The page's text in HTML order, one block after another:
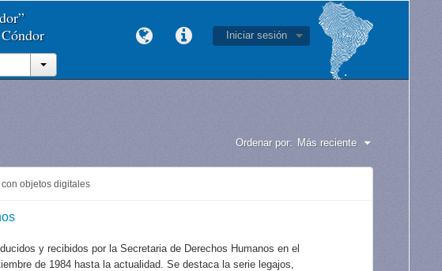
Iniciar sesión
Ordenar por: Más reciente
objetos digitales
y recibidos por la Secretaria de Derechos Humanos en el
de 1984 hasta la actualidad. Se destaca la serie legajos,